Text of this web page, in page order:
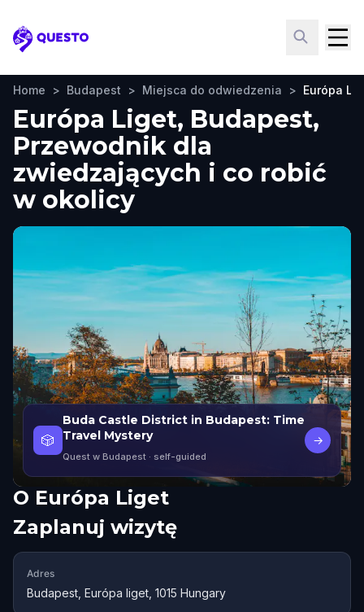
Questo
Home > Budapest > Miejsca do odwiedzenia > Európa
Európa Liget, Budapest,
Przewodnik dla
zwiedzających i co robić
w okolicy
🎲
Buda Castle District in Budapest: Time
Travel Mystery
Quest w Budapest · self-guided
→
O Európa Liget
Zaplanuj wizytę
Adres
Budapest, Európa liget, 1015 Hungary